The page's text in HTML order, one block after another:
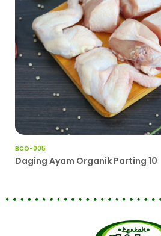
BCO-005
Daging Ayam Organik Parting 10